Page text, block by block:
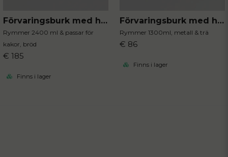
Förvaringsburk med handtag mocca
Rymmer 2400 ml & passar för
kakor, bröd
€ 185
Finns i lager
Förvaringsburk med handtag mocca
Rymmer 1300ml, metall & trä
€ 86
Finns i lager